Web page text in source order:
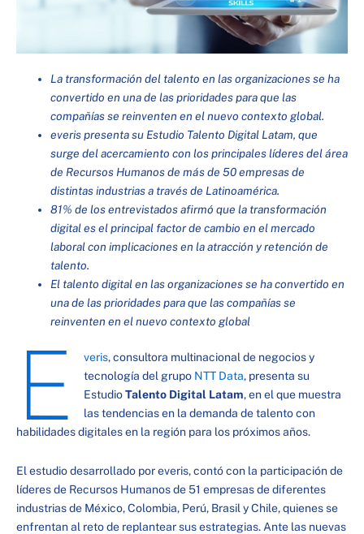
La transformación del talento en las organizaciones se ha
convertido en una de las prioridades para que las
compañías se reinventen en el nuevo contexto global.
everis presenta su Estudio Talento Digital Latam, que
surge del acercamiento con los principales líderes del área
de Recursos Humanos de más de 50 empresas de
distintas industrias a través de Latinoamérica.
81% de los entrevistados afirmó que la transformación
digital es el principal factor de cambio en el mercado
laboral con implicaciones en la atracción y retención de
talento.
El talento digital en las organizaciones se ha convertido en
una de las prioridades para que las compañías se
reinventen en el nuevo contexto global
E veris, consultora multinacional de negocios y
tecnología del grupo NTT Data, presenta su
EstudioTalento Digital Latam, en el que muestra
las tendencias en la demanda de talento con
habilidades digitales en la región para los próximos años.
El estudio desarrollado por everis, contó con la participación de
líderes de Recursos Humanos de 51 empresas de diferentes
industrias de México, Colombia, Perú, Brasil y Chile, quienes se
enfrentan al reto de replantear sus estrategias. Ante las nuevas